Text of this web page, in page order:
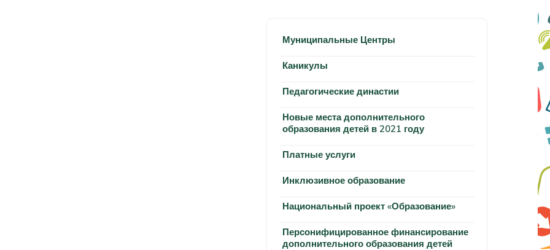
Муниципальные Центры
Каникулы
Педагогические династии
Новые места дополнительного
образования детей в 2021 году
Платные услуги
Инклюзивное образование
Национальный проект «Образование»
Персонифицированное финансирование
дополнительного образования детей